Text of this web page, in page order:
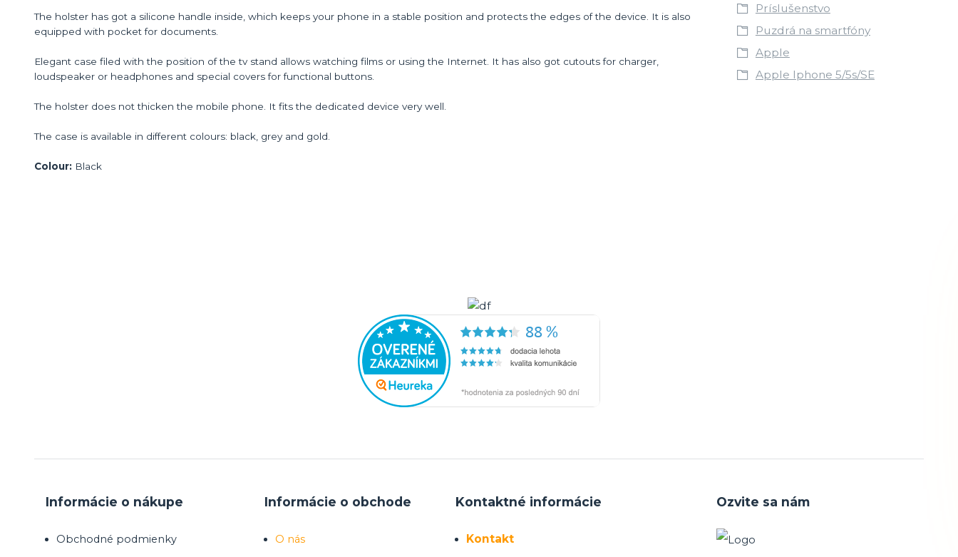
The holster has got a silicone handle inside, which keeps your phone in a stable position and protects the edges of the device. It is also
equipped with pocket for documents.
Elegant case filed with the position of the tv stand allows watching films or using the Internet. It has also got cutouts for charger,
loudspeaker or headphones and special covers for functional buttons.
The holster does not thicken the mobile phone. It fits the dedicated device very well.
The case is available in different colours: black, grey and gold.
Colour: Black
Príslušenstvo
Puzdrá na smartfóny
Apple
Apple Iphone 5/5s/SE
Informácie o nákupe
Obchodné podmienky
Informácie o obchode
O nás
Kontaktné informácie
Kontakt
Ozvite sa nám